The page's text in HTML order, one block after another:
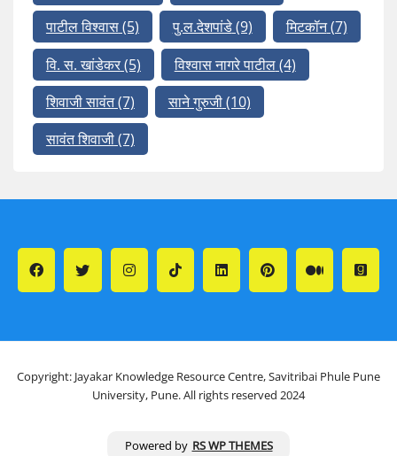
पाटील विश्वास(5) पु.ल.देशपांडे(9) मिटकॉन(7)
वि. स. खांडेकर(5) विश्वास नागरे पाटील(4)
शिवाजी सावंत(7) साने गुरुजी(10)
सावंत शिवाजी(7)
Copyright: Jayakar Knowledge Resource Centre, Savitribai Phule Pune
University, Pune. All rights reserved 2024
Powered by RS WP THEMES